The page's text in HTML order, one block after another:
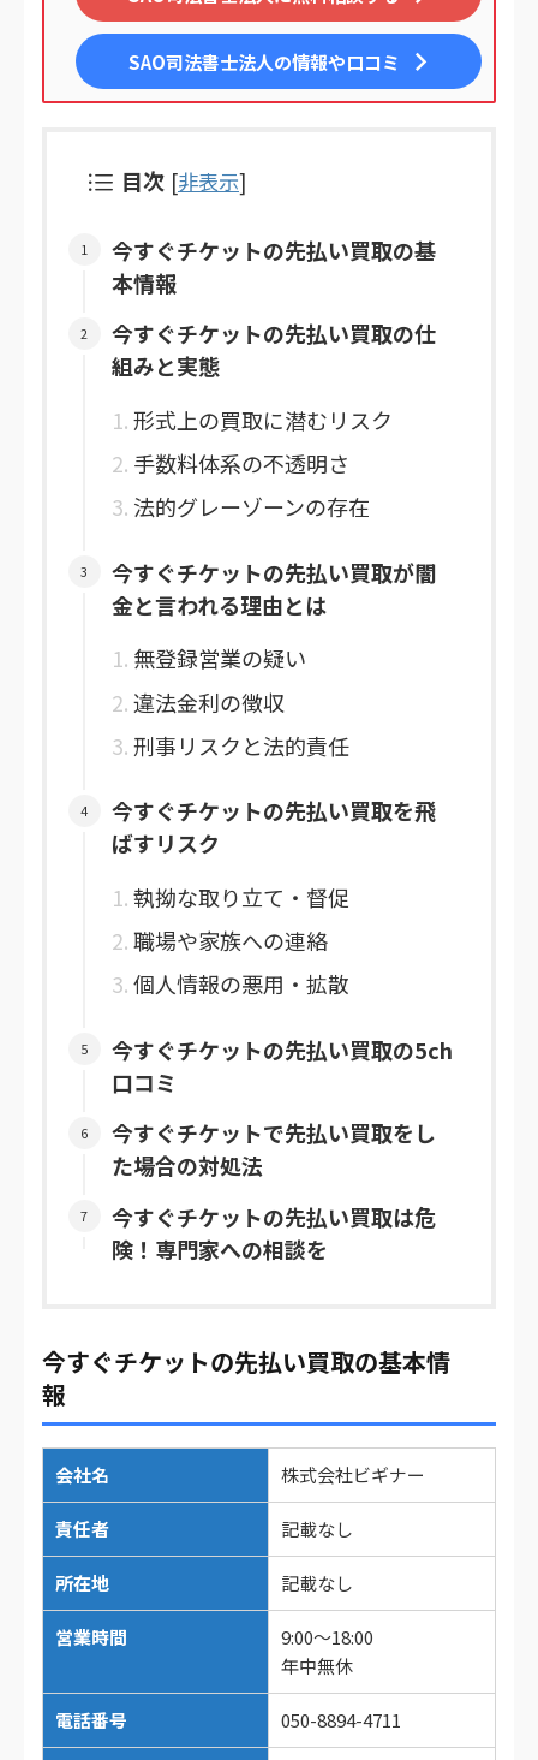
SAO司法書士法人の情報や口コミ
目次 [非表示]
今すぐチケットの先払い買取の基
本情報
今すぐチケットの先払い買取の仕
組みと実態
形式上の買取に潜むリスク
手数料体系の不透明さ
法的グレーゾーンの存在
今すぐチケットの先払い買取が闇
金と言われる理由とは
無登録営業の疑い
違法金利の徴収
刑事リスクと法的責任
今すぐチケットの先払い買取を飛
ばすリスク
執拗な取り立て・督促
職場や家族への連絡
個人情報の悪用・拡散
今すぐチケットの先払い買取の5ch
口コミ
今すぐチケットで先払い買取をし
た場合の対処法
今すぐチケットの先払い買取は危
険！専門家への相談を
今すぐチケットの先払い買取の基本情
報
会社名 株式会社ビギナー
責任者 記載なし
所在地 記載なし
営業時間
9:00～18:00
年中無休
電話番号 050-8894-4711